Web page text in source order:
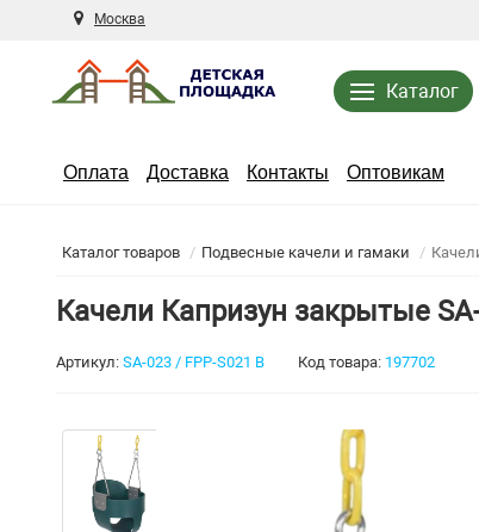
Москва
Каталог
Оплата Доставка Контакты Оптовикам
Каталог товаров Подвесные качели и гамаки
Качели Капризун закрытые
Артикул: SA-023 / FPP-S021 B Код товара: 197702